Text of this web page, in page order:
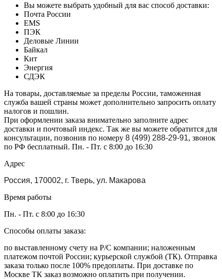
Вы можете выбрать удобный для вас способ доставки:
Почта России
EMS
ПЭК
Деловые Линии
Байкал
Кит
Энергия
СДЭК
На товары, доставляемые за пределы России, таможенная
служба вашей страны может дополнительно запросить оплату
налогов и пошлин.
При оформлении заказа внимательно заполните адрес
доставки и почтовый индекс. Так же вы можете обратится для
консультации, позвонив по номеру 8 (499) 288-29-91, звонок
по РФ бесплатный. Пн. - Пт. с 8:00 до 16:30
Адрес
Россия, 170002, г. Тверь, ул. Макарова
Время работы
Пн. - Пт. с 8:00 до 16:30
Способы оплаты заказа:
по выставленному счету на Р/С компании; наложенным
платежом почтой России; курьерской службой (ТК). Отправка
заказа только после 100% предоплаты. При доставке по
Москве ТК заказ возможно оплатить при получении.